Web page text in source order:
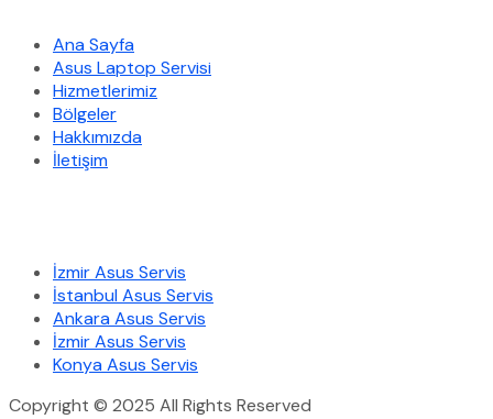
Ana Sayfa
Asus Laptop Servisi
Hizmetlerimiz
Bölgeler
Hakkımızda
İletişim
İzmir Asus Servis
İstanbul Asus Servis
Ankara Asus Servis
İzmir Asus Servis
Konya Asus Servis
Copyright © 2025 All Rights Reserved